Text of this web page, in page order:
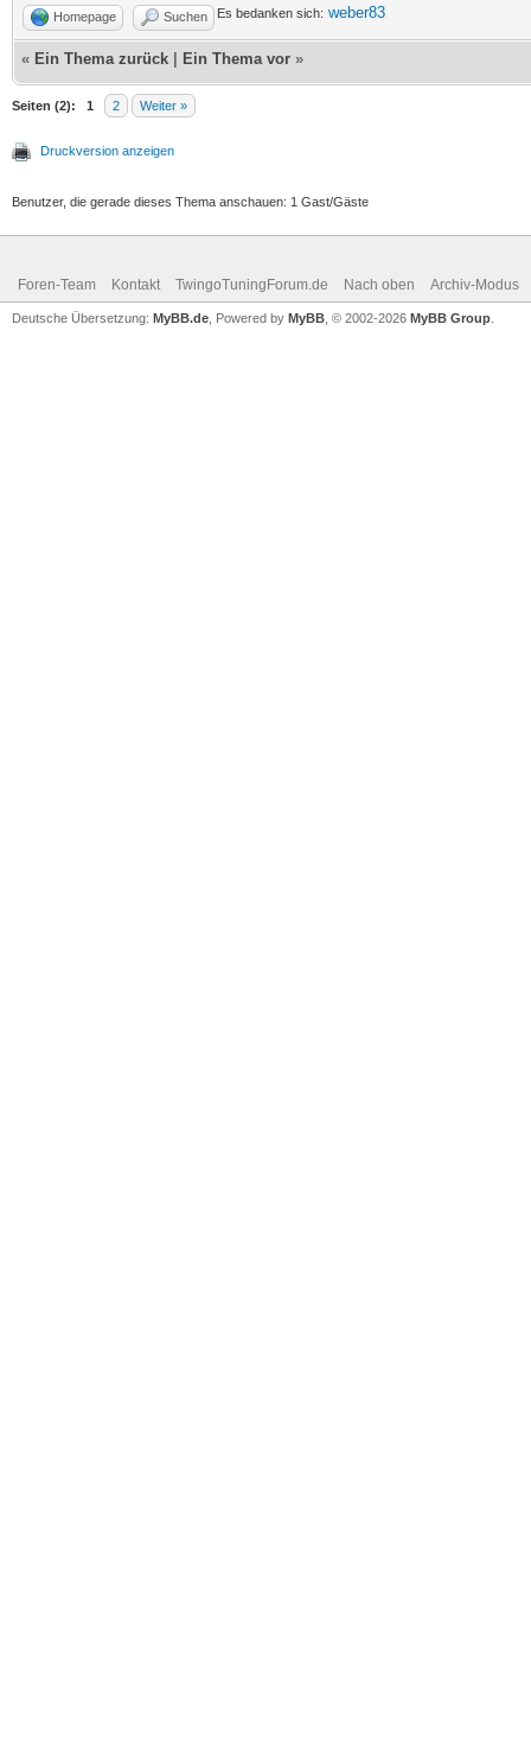
Homepage Suchen Es bedanken sich: weber83
« Ein Thema zurück Ein Thema vor »
Seiten (2): 1 2 Weiter »
Druckversion anzeigen
Benutzer, die gerade dieses Thema anschauen: 1 Gast/Gäste
Foren-Team Kontakt TwingoTuningForum.de Nach oben Archiv-Modus
Deutsche Übersetzung: MyBB.de , Powered by MyBB , © 2002-2026 MyBB Group